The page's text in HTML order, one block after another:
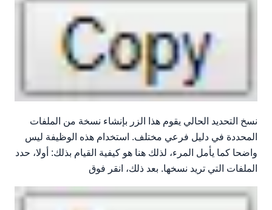
نسخ التحديد الحالي يقوم هذا الزر بإنشاء نسخة من الملفات
المحددة في دليل فرعي مختلف. استخدام هذه الوظيفة ليس
واضحا كما يأمل المرء، لذلك هنا هو كيفية القيام بذلك: أولا، حدد
الملفات التي تريد نسخها. بعد ذلك، انقر فوق